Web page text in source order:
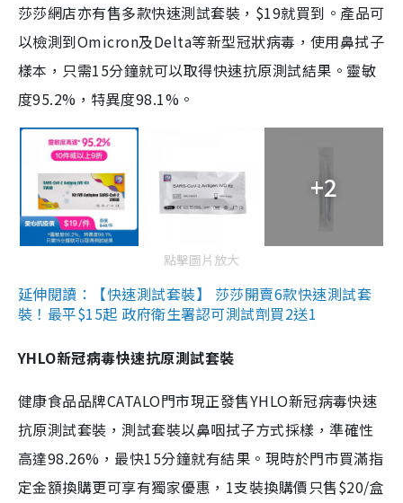
莎莎網店亦有售多款快速測試套裝，$19就買到。產品可
以檢測到Omicron及Delta等新型冠狀病毒，使用鼻拭子
樣本，只需15分鐘就可以取得快速抗原測試結果。靈敏
度95.2%，特異度98.1%。
+2
點擊圖片放大
延伸閱讀：【快速測試套裝】 莎莎開賣6款快速測試套
裝！最平$15起 政府衛生署認可測試劑買2送1
YHLO新冠病毒快速抗原測試套裝
健康食品品牌CATALO門市現正發售YHLO新冠病毒快速
抗原測試套裝，測試套裝以鼻咽拭子方式採樣，準確性
高達98.26%，最快15分鐘就有結果。現時於門市買滿指
定金額換購更可享有獨家優惠，1支裝換購價只售$20/盒